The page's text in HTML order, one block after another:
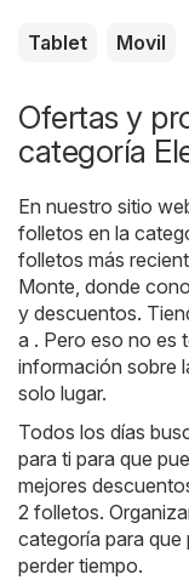
Tablet Movil
Ofertas y
categoría
En nuestro sitio
folletos en la
folletos más
Monte, donde
y descuentos.
a . Pero eso no es
información sobre
solo lugar.
Todos los días
para ti para que
mejores
2 folletos.
categoría para que
perder tiempo.